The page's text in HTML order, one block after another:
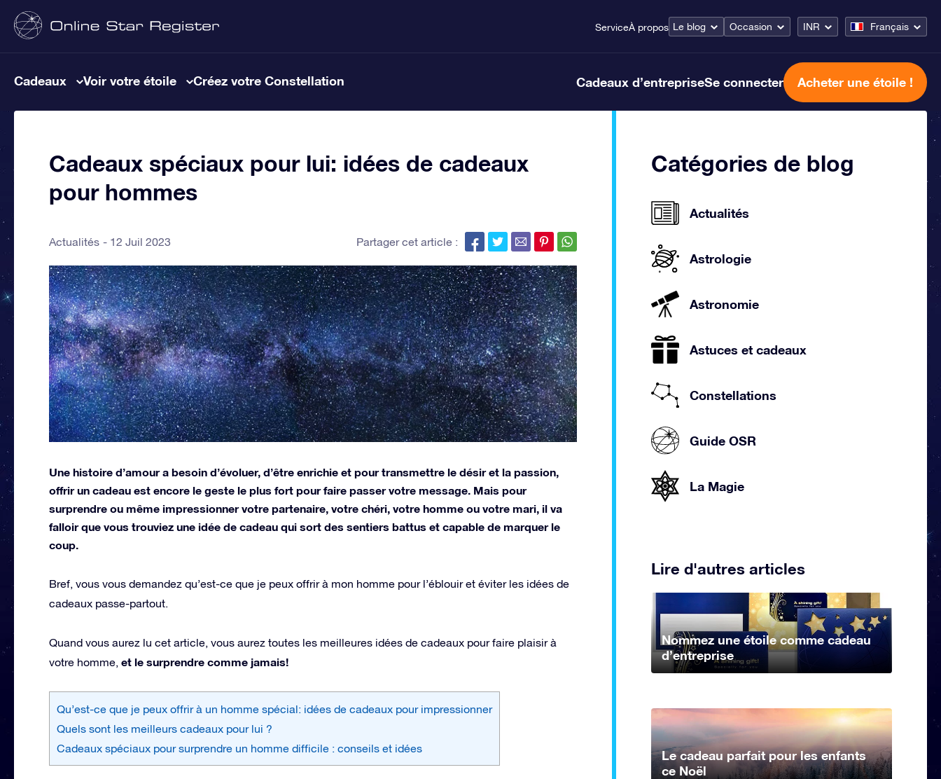
ServiceÀ propos Le blog Occasion INR Français
Cadeaux Voir votre étoile Créez votre Constellation Cadeaux d’entrepriseSe connecter Acheter une étoile !
Cadeaux spéciaux pour lui: idées de cadeaux
pour hommes
Actualités 12 Juil 2023 Partager cet article :
Une histoire d’amour a besoin d’évoluer, d’être enrichie et pour transmettre le désir et la passion,
offrir un cadeau est encore le geste le plus fort pour faire passer votre message. Mais pour
surprendre ou même impressionner votre partenaire, votre chéri, votre homme ou votre mari, il va
falloir que vous trouviez une idée de cadeau qui sort des sentiers battus et capable de marquer le
coup.
Bref, vous vous demandez qu’est-ce que je peux offrir à mon homme pour l’éblouir et éviter les idées de
cadeaux passe-partout.
Quand vous aurez lu cet article, vous aurez toutes les meilleures idées de cadeaux pour faire plaisir à
votre homme, et le surprendre comme jamais!
Qu’est-ce que je peux offrir à un homme spécial: idées de cadeaux pour impressionner
Quels sont les meilleurs cadeaux pour lui ?
Cadeaux spéciaux pour surprendre un homme difficile : conseils et idées
Catégories de blog
Actualités
Astrologie
Astronomie
Astuces et cadeaux
Constellations
Guide OSR
La Magie
Lire d'autres articles
Nommez une étoile comme cadeau
d’entreprise
Le cadeau parfait pour les enfants
ce Noël